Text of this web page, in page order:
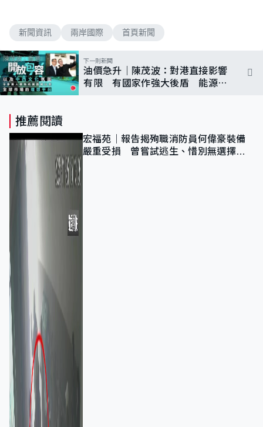
新聞資訊 兩岸國際 首頁新聞
下一則新聞
油價急升｜陳茂波：對港直接影響
有限 有國家作強大後盾 能源供
推薦閱讀
宏福苑｜報告揭殉職消防員何偉豪裝備
嚴重受損 曾嘗試逃生、惜別無選擇下